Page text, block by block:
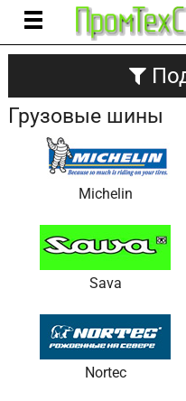
Грузовые шины
Michelin
Sava
Nortec